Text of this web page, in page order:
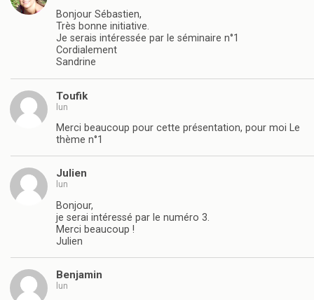
Bonjour Sébastien,
Très bonne initiative.
Je serais intéressée par le séminaire n°1
Cordialement
Sandrine
Toufik
lun
Merci beaucoup pour cette présentation, pour moi Le
thème n°1
Julien
lun
Bonjour,
je serai intéressé par le numéro 3.
Merci beaucoup !
Julien
Benjamin
lun